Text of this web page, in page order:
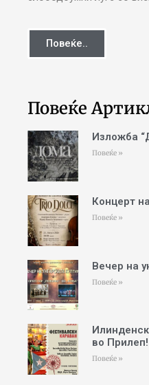
Повеќе..
Повеќе
Изложба
Повеќе »
Концерт
Повеќе »
Вечер на
Повеќе »
во Прилеп!
Повеќе »